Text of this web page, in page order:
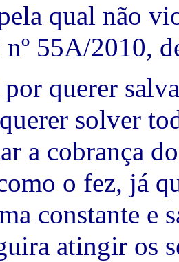
qual não
55A/2010,
querer
solver
a cobrança
o fez, já
constante e
atingir os